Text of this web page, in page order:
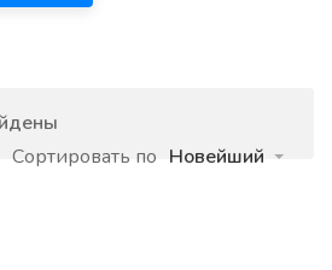
Сортировать по Новейший